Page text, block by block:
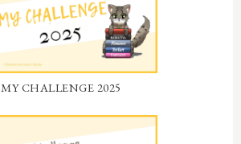
MY CHALLENGE 2025